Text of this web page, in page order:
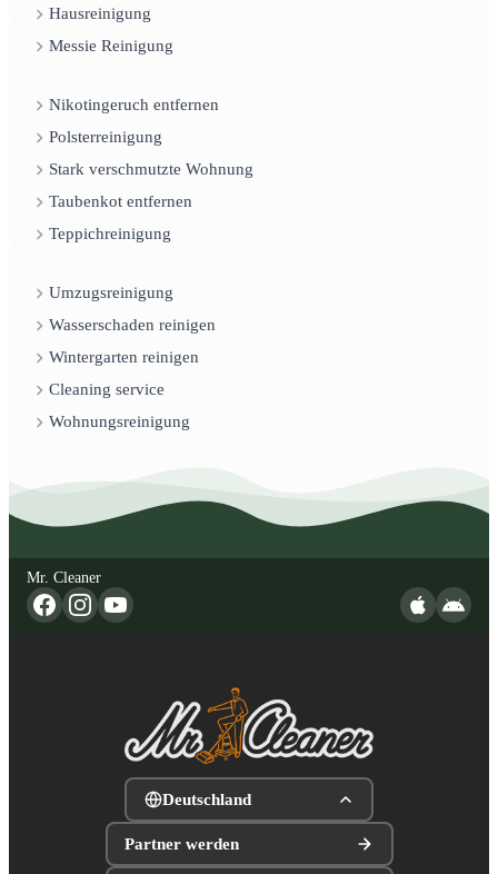
Hausreinigung
Messie Reinigung
Nikotingeruch entfernen
Polsterreinigung
Stark verschmutzte Wohnung
Taubenkot entfernen
Teppichreinigung
Umzugsreinigung
Wasserschaden reinigen
Wintergarten reinigen
Cleaning service
Wohnungsreinigung
Mr. Cleaner
Deutschland
Partner werden